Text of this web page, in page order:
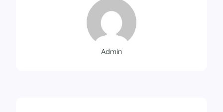
Admin